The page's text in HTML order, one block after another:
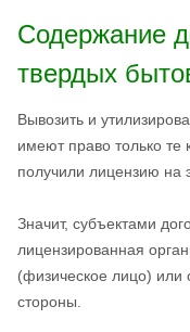
Содержание
твердых
Вывозить и
имеют право только те
получили лицензию на
Значит, субъектами
лицензированная
(физическое лицо) или
стороны.